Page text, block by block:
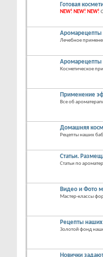
Готовая
NEW! NEW! NEW!
Аромарецепты
Лечебное
Аромарецепты
Косметическое
Применение
Все об
Домашняя
Рецепты наших
Статьи.
Статьи по
Видео и Фото
Мастер-классы
Рецепты
Золотой фонд
Новички